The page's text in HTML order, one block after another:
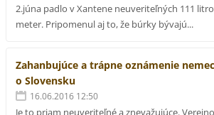
2.júna padlo v Xantene neuveriteľných 111
meter. Pripomenul aj to, že búrky bývajú...
Zahanbujúce a trápne oznámenie
o Slovensku
16.06.2016 12:50
Je to priam neuveriteľné a znevažujúce.